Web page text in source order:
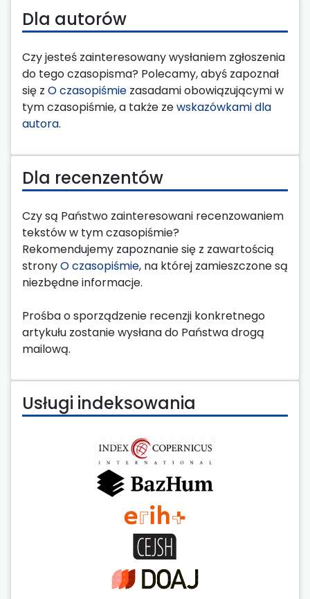
Dla autorów
Czy jesteś zainteresowany wysłaniem zgłoszenia
do tego czasopisma? Polecamy, abyś zapoznał
się z O czasopiśmie zasadami obowiązującymi w
tym czasopiśmie, a także zewskazówkami dla
autora.
Dla recenzentów
Czy są Państwo zainteresowani recenzowaniem
tekstów w tym czasopiśmie?
Rekomendujemy zapoznanie się z zawartością
stronyO czasopiśmie, na której zamieszczone są
niezbędne informacje.
Prośba o sporządzenie recenzji konkretnego
artykułu zostanie wysłana do Państwa drogą
mailową.
Usługi indeksowania